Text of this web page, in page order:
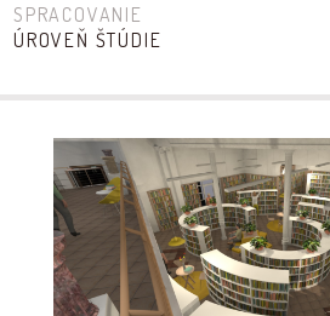
SPRACOVANIE
ÚROVEŇ ŠTÚDIE